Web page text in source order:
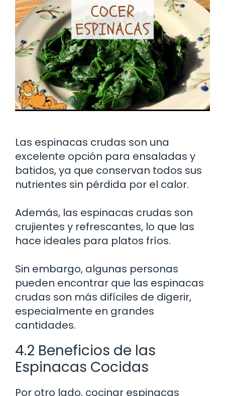
Las espinacas crudas son una
excelente opción para ensaladas y
batidos, ya que conservan todos sus
nutrientes sin pérdida por el calor.
Además, las espinacas crudas son
crujientes y refrescantes, lo que las
hace ideales para platos fríos.
Sin embargo, algunas personas
pueden encontrar que las espinacas
crudas son más difíciles de digerir,
especialmente en grandes
cantidades.
4.2 Beneficios de las
Espinacas Cocidas
Por otro lado, cocinar espinacas